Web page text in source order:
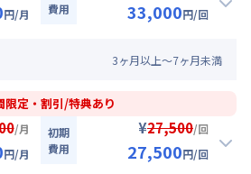
い。
円/月
費用
33,000円/回
日
に限り
ーン（18,900円/月・割引）
3ヶ月以上～7ヶ月未満
限定・割引/特典あり
/月
円/月
初期
費用
¥27,500/回
27,500円/回